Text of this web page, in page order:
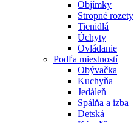
Objímky
Stropné rozety
Tienidlá
Úchyty
Ovládanie
Podľa miestností
Obývačka
Kuchyňa
Jedáleň
Spálňa a izba
Detská